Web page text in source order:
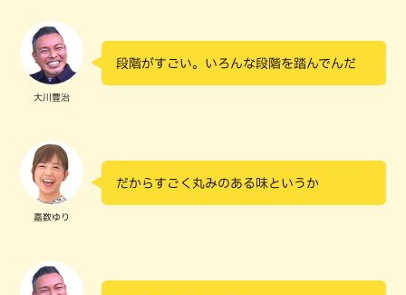
大川豊治
段階がすごい。いろんな段階を踏んでんだ
嘉数ゆり
だからすごく丸みのある味というか